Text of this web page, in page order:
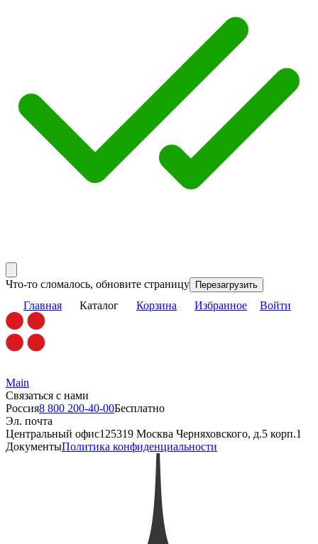
Что-то сломалось, обновите страницу Перезагрузить
Главная Каталог Корзина Избранное Войти
Main
Связаться с нами
Россия8 800 200-40-00Бесплатно
Эл. почта
Центральный офис125319 Москва Черняховского, д.5 корп.1
ДокументыПолитика конфиденциальности